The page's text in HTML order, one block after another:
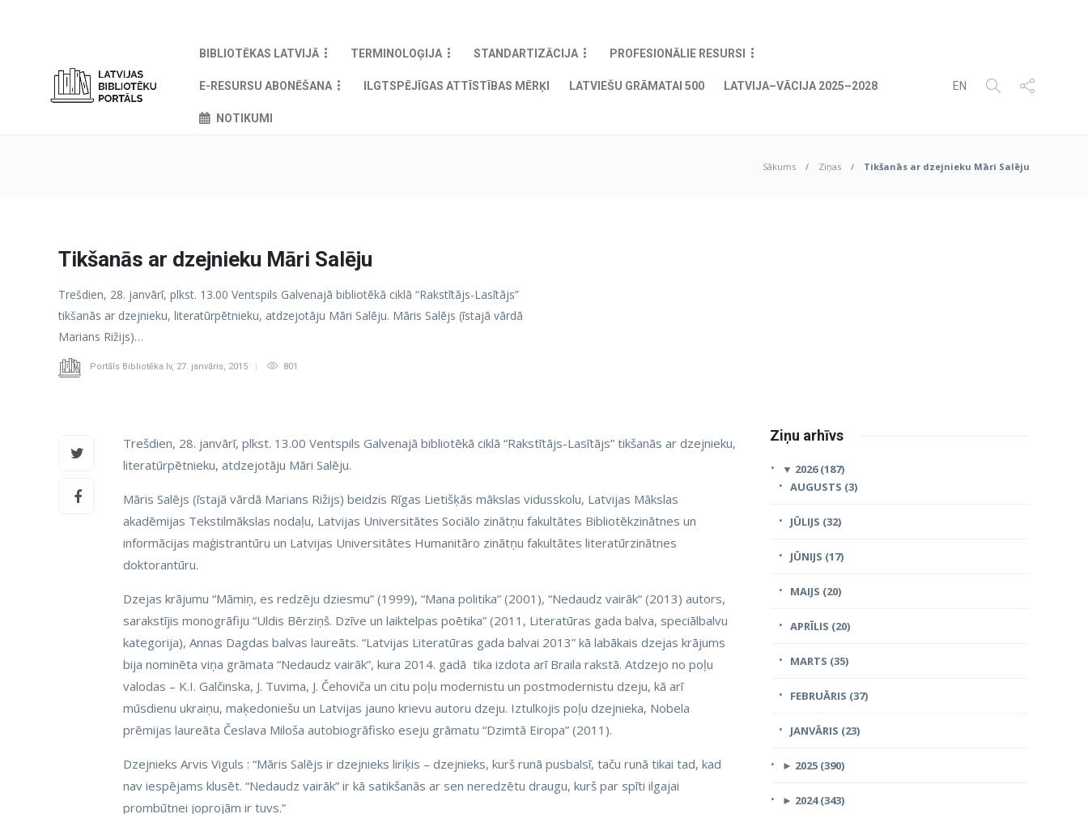
BIBLIOTĒKAS LATVIJĀ TERMINOLOĢIJA STANDARTIZĀCIJA PROFESIONĀLIE RESURSI
E-RESURSU ABONĒŠANA ILGTSPĒJĪGAS ATTĪSTĪBAS MĒRĶI LATVIEŠU GRĀMATAI 500 LATVIJA–VĀCIJA 2025–2028
NOTIKUMI
EN
Sākums Ziņas Tikšanās ar dzejnieku Māri Salēju
Tikšanās ar dzejnieku Māri Salēju
Trešdien, 28. janvārī, plkst. 13.00 Ventspils Galvenajā bibliotēkā ciklā “Rakstītājs-Lasītājs”
tikšanās ar dzejnieku, literatūrpētnieku, atdzejotāju Māri Salēju. Māris Salējs (īstajā vārdā
Marians Rižijs)…
Portāls Bibliotēka.lv, 27. janvāris, 2015 801
Trešdien, 28. janvārī, plkst. 13.00 Ventspils Galvenajā bibliotēkā ciklā “Rakstītājs-Lasītājs” tikšanās ar dzejnieku,
literatūrpētnieku, atdzejotāju Māri Salēju.
Māris Salējs (īstajā vārdā Marians Rižijs) beidzis Rīgas Lietišķās mākslas vidusskolu, Latvijas Mākslas
akadēmijas Tekstilmākslas nodaļu, Latvijas Universitātes Sociālo zinātņu fakultātes Bibliotēkzinātnes un
informācijas maģistrantūru un Latvijas Universitātes Humanitāro zinātņu fakultātes literatūrzinātnes
doktorantūru.
Dzejas krājumu “Māmiņ, es redzēju dziesmu” (1999), “Mana politika” (2001), “Nedaudz vairāk“ (2013) autors,
sarakstījis monogrāfiju “Uldis Bērziņš. Dzīve un laiktelpas poētika” (2011, Literatūras gada balva, speciālbalvu
kategorija), Annas Dagdas balvas laureāts. “Latvijas Literatūras gada balvai 2013” kā labākais dzejas krājums
bija nominēta viņa grāmata “Nedaudz vairāk”, kura 2014. gadā tika izdota arī Braila rakstā. Atdzejo no poļu
valodas – K.I. Galčinska, J. Tuvima, J. Čehoviča un citu poļu modernistu un postmodernistu dzeju, kā arī
mūsdienu ukraiņu, maķedoniešu un Latvijas jauno krievu autoru dzeju. Iztulkojis poļu dzejnieka, Nobela
prēmijas laureāta Česlava Miloša autobiogrāfisko eseju grāmatu “Dzimtā Eiropa” (2011).
Dzejnieks Arvis Viguls : “Māris Salējs ir dzejnieks liriķis – dzejnieks, kurš runā pusbalsī, taču runā tikai tad, kad
nav iespējams klusēt. “Nedaudz vairāk” ir kā satikšanās ar sen neredzētu draugu, kurš par spīti ilgajai
prombūtnei joprojām ir tuvs.”
Ziņu arhīvs
▼ 2026 (187)
AUGUSTS (3)
JŪLIJS (32)
JŪNIJS (17)
MAIJS (20)
APRĪLIS (20)
MARTS (35)
FEBRUĀRIS (37)
JANVĀRIS (23)
► 2025 (390)
► 2024 (343)